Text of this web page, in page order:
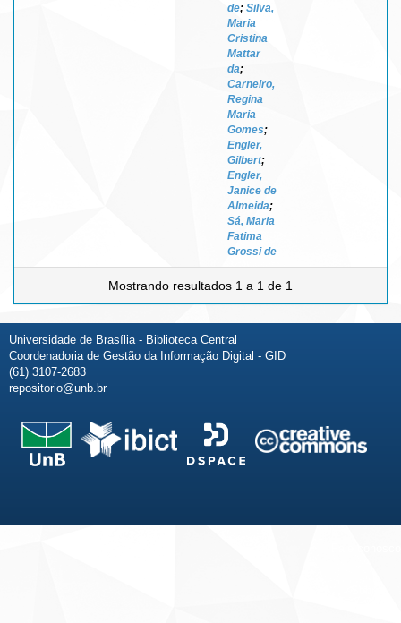
de; Silva,
Maria
Cristina
Mattar
da;
Carneiro,
Regina
Maria
Gomes;
Engler,
Gilbert;
Engler,
Janice de
Almeida;
Sá, Maria
Fatima
Grossi de
Mostrando resultados 1 a 1 de 1
Universidade de Brasília - Biblioteca Central
Coordenadoria de Gestão da Informação Digital - GID
(61) 3107-2683
repositorio@unb.br